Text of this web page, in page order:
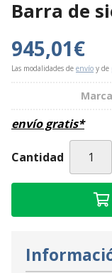
Barra de
945,01€
Las modalidades de envío y de
envío gratis*
Cantidad